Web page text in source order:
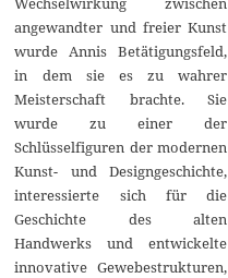
angewandter und freier Kunst
wurde Annis Betätigungsfeld,
in dem sie es zu wahrer
Meisterschaft brachte. Sie
wurde zu einer der
Schlüsselfiguren der modernen
Kunst- und Designgeschichte,
interessierte sich für die
Geschichte des alten
Handwerks und entwickelte
innovative Gewebestrukturen,